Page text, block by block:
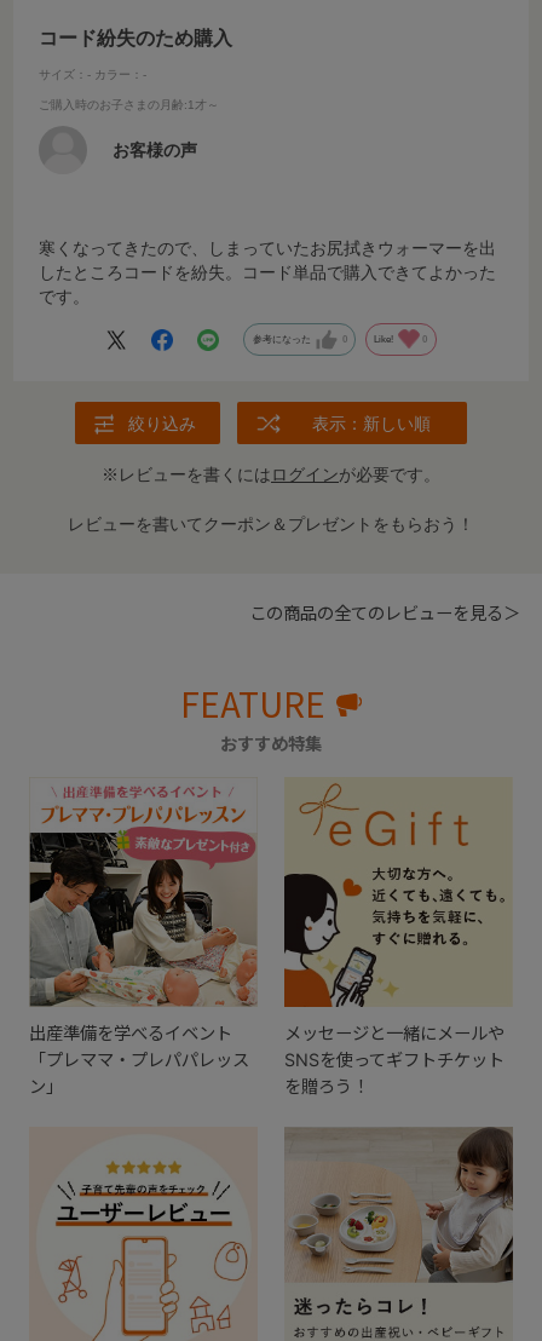
コード紛失のため購入
サイズ：- カラー：-
ご購入時のお子さまの月齢:1才～
お客様の声
寒くなってきたので、しまっていたお尻拭きウォーマーを出
したところコードを紛失。コード単品で購入できてよかった
です。
参考になった 0 Like! 0
絞り込み 表示：新しい順
※レビューを書くにはログインが必要です。
レビューを書いてクーポン＆プレゼントをもらおう！
この商品の全てのレビューを見る＞
FEATURE
おすすめ特集
出産準備を学べるイベント
「プレママ・プレパパレッス
ン」
メッセージと一緒にメールや
SNSを使ってギフトチケット
を贈ろう！